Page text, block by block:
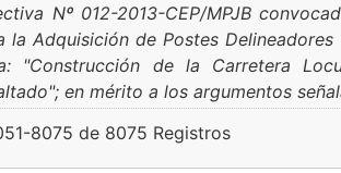
Nº 012-2013-CEP/MPJB
la Adquisición de Postes
"Construcción de la Carretera
en mérito a los argumentos
8075 de 8075 Registros